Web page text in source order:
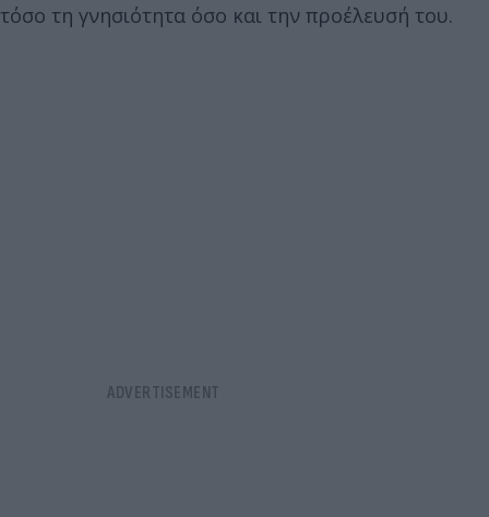
τόσο τη γνησιότητα όσο και την προέλευσή του.